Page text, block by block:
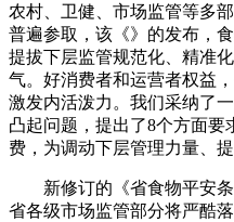
农村、卫健、市场监管等多
普遍参取，该《》的发布，
提拔下层监管规范化、精准
气。好消费者和运营者权益
激发内活泼力。我们采纳了
凸起问题，提出了8个方面要
费，为调动下层管理力量、
新修订的《省食物平安条
省各级市场监管部分将严酷